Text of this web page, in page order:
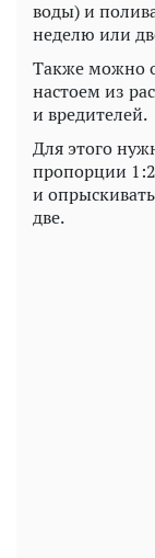
воды) и
неделю или
Также можно
настоем из
и вредителей.
Для этого
пропорции
и
две.